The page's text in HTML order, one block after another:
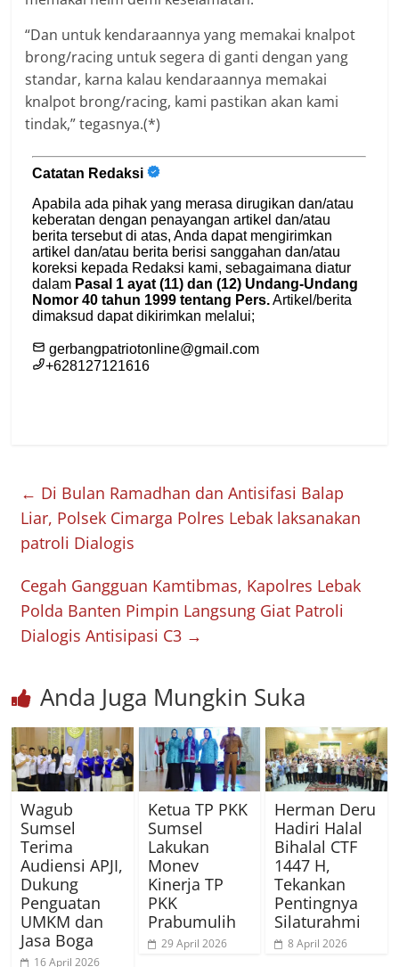
“Dan untuk kendaraannya yang memakai knalpot
brong/racing untuk segera di ganti dengan yang
standar, karna kalau kendaraannya memakai
knalpot brong/racing, kami pastikan akan kami
tindak,” tegasnya.(*)
← Di Bulan Ramadhan dan Antisifasi Balap
Liar, Polsek Cimarga Polres Lebak laksanakan
patroli Dialogis
Cegah Gangguan Kamtibmas, Kapolres Lebak
Polda Banten Pimpin Langsung Giat Patroli
Dialogis Antisipasi C3 →
Anda Juga Mungkin Suka
Wagub
Sumsel
Terima
Audiensi APJI,
Dukung
Penguatan
UMKM dan
Jasa Boga
16 April 2026
Ketua TP PKK
Sumsel
Lakukan
Monev
Kinerja TP
PKK
Prabumulih
29 April 2026
Herman Deru
Hadiri Halal
Bihalal CTF
1447 H,
Tekankan
Pentingnya
Silaturahmi
8 April 2026